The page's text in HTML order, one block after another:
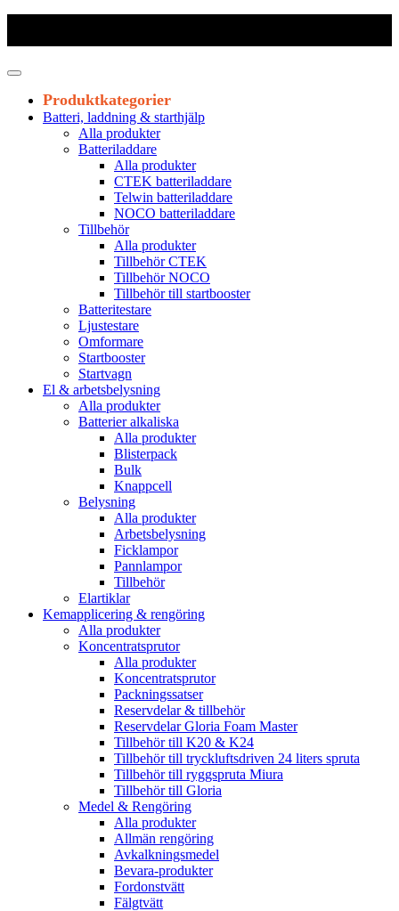
Produktkategorier
Batteri, laddning & starthjälp
Alla produkter
Batteriladdare
Alla produkter
CTEK batteriladdare
Telwin batteriladdare
NOCO batteriladdare
Tillbehör
Alla produkter
Tillbehör CTEK
Tillbehör NOCO
Tillbehör till startbooster
Batteritestare
Ljustestare
Omformare
Startbooster
Startvagn
El & arbetsbelysning
Alla produkter
Batterier alkaliska
Alla produkter
Blisterpack
Bulk
Knappcell
Belysning
Alla produkter
Arbetsbelysning
Ficklampor
Pannlampor
Tillbehör
Elartiklar
Kemapplicering & rengöring
Alla produkter
Koncentratsprutor
Alla produkter
Koncentratsprutor
Packningssatser
Reservdelar & tillbehör
Reservdelar Gloria Foam Master
Tillbehör till K20 & K24
Tillbehör till tryckluftsdriven 24 liters spruta
Tillbehör till ryggspruta Miura
Tillbehör till Gloria
Medel & Rengöring
Alla produkter
Allmän rengöring
Avkalkningsmedel
Bevara-produkter
Fordonstvätt
Fälgtvätt